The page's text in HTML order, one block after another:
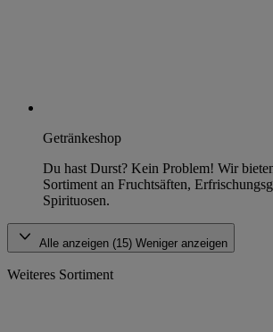
Getränkeshop
Du hast Durst? Kein Problem! Wir
Sortiment an Fruchtsäften,
Spirituosen.
Alle anzeigen (15) Weniger anzeigen
Weiteres Sortiment